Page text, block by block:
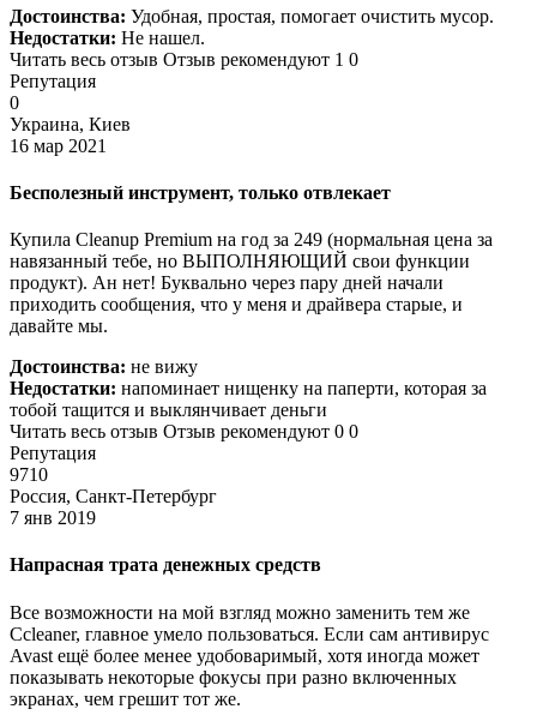
Достоинства: Удобная, простая, помогает очистить мусор.
Недостатки: Не нашел.
Читать весь отзыв Отзыв рекомендуют 1 0
Репутация
0
Украина, Киев
16 мар 2021
Бесполезный инструмент, только отвлекает
Купила Cleanup Premium на год за 249 (нормальная цена за
навязанный тебе, но ВЫПОЛНЯЮЩИЙ свои функции
продукт). Ан нет! Буквально через пару дней начали
приходить сообщения, что у меня и драйвера старые, и
давайте мы.
Достоинства: не вижу
Недостатки: напоминает нищенку на паперти, которая за
тобой тащится и выклянчивает деньги
Читать весь отзыв Отзыв рекомендуют 0 0
Репутация
9710
Россия, Санкт-Петербург
7 янв 2019
Напрасная трата денежных средств
Все возможности на мой взгляд можно заменить тем же
Ccleaner, главное умело пользоваться. Если сам антивирус
Avast ещё более менее удобоваримый, хотя иногда может
показывать некоторые фокусы при разно включенных
экранах, чем грешит тот же.